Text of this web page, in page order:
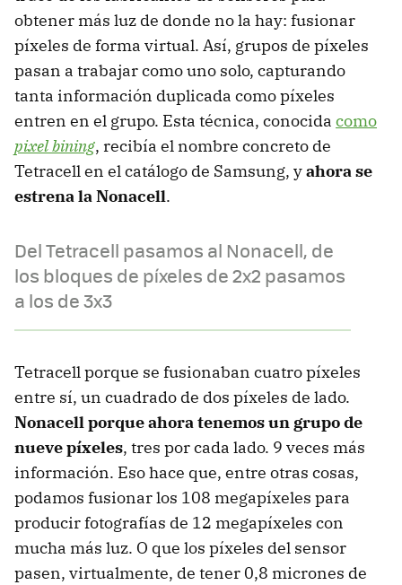
obtener más luz de donde no la hay: fusionar
píxeles de forma virtual. Así, grupos de píxeles
pasan a trabajar como uno solo, capturando
tanta información duplicada como píxeles
entren en el grupo. Esta técnica, conocida como
pixel bining, recibía el nombre concreto de
Tetracell en el catálogo de Samsung, yahora se
estrena la Nonacell.
Del Tetracell pasamos al Nonacell, de
los bloques de píxeles de 2x2 pasamos
a los de 3x3
Tetracell porque se fusionaban cuatro píxeles
entre sí, un cuadrado de dos píxeles de lado.
Nonacell porque ahora tenemos un grupo de
nueve píxeles, tres por cada lado. 9 veces más
información. Eso hace que, entre otras cosas,
podamos fusionar los 108 megapíxeles para
producir fotografías de 12 megapíxeles con
mucha más luz. O que los píxeles del sensor
pasen, virtualmente, de tener 0,8 micrones de